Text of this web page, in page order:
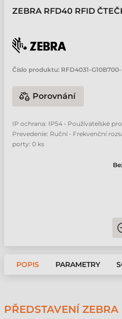
ZEBRA RFD40 RFID
Číslo produktu: RFD4031-
Porovnání
IP ochrana: IP54 • Používateľské
Prevedenie: Ruční • Frekvenční
porty: 0 ks
POPIS PARAMETRY
PŘEDSTAVENÍ